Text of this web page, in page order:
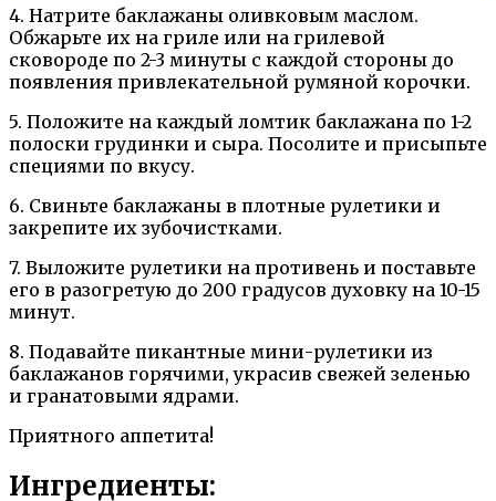
4. Натрите баклажаны оливковым маслом.
Обжарьте их на гриле или на грилевой
сковороде по 2-3 минуты с каждой стороны до
появления привлекательной румяной корочки.
5. Положите на каждый ломтик баклажана по 1-2
полоски грудинки и сыра. Посолите и присыпьте
специями по вкусу.
6. Свиньте баклажаны в плотные рулетики и
закрепите их зубочистками.
7. Выложите рулетики на противень и поставьте
его в разогретую до 200 градусов духовку на 10-15
минут.
8. Подавайте пикантные мини-рулетики из
баклажанов горячими, украсив свежей зеленью
и гранатовыми ядрами.
Приятного аппетита!
Ингредиенты: